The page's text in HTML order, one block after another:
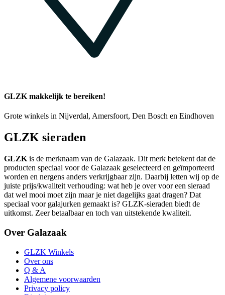
GLZK makkelijk te bereiken!
Grote winkels in Nijverdal, Amersfoort, Den Bosch en Eindhoven
GLZK sieraden
GLZK is de merknaam van de Galazaak. Dit merk betekent dat de
producten speciaal voor de Galazaak geselecteerd en geïmporteerd
worden en nergens anders verkrijgbaar zijn. Daarbij letten wij op de
juiste prijs/kwaliteit verhouding: wat heb je over voor een sieraad
dat wel mooi moet zijn maar je niet dagelijks gaat dragen? Dat
speciaal voor galajurken gemaakt is? GLZK-sieraden biedt de
uitkomst. Zeer betaalbaar en toch van uitstekende kwaliteit.
Over Galazaak
GLZK Winkels
Over ons
Q & A
Algemene voorwaarden
Privacy policy